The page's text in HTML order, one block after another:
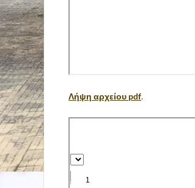
Λήψη αρχείου pdf.